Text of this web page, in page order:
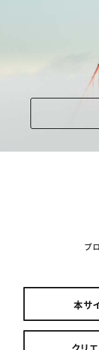
プ
本サ